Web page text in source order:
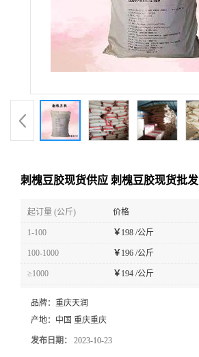
刺槐豆胶现货供应 刺槐豆胶现货批发
起订量 (公斤) 价格
1-100 ￥198 /公斤
100-1000 ￥196 /公斤
≥1000 ￥194 /公斤
品牌： 重庆天润
产地： 中国 重庆重庆
发布日期： 2023-10-23